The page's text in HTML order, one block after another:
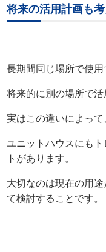
将来の活用計画も
長期間同じ場所で使用
将来的に別の場所で活
実はこの違いによって
ユニットハウスにも
トがあります。
大切なのは現在の用
て検討することです。